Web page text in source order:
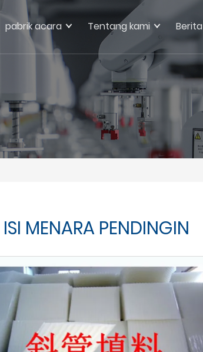
pabrik acara Tentang kami Berita
ISI MENARA PENDINGIN